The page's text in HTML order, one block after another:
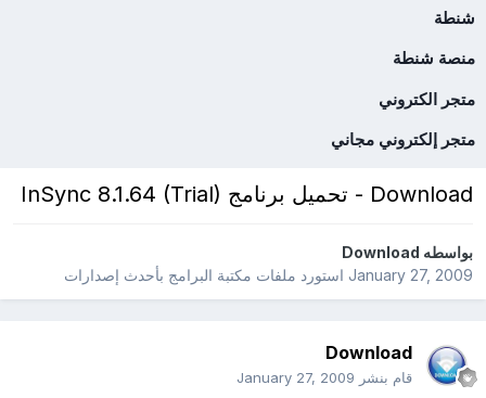
شنطة
منصة شنطة
متجر الكتروني
متجر إلكتروني مجاني
Download - تحميل برنامج InSync 8.1.64 (Trial)
بواسطهDownload
January 27, 2009استورد ملفات مكتبة البرامج بأحدث إصدارات
Download
قام بنشر January 27, 2009